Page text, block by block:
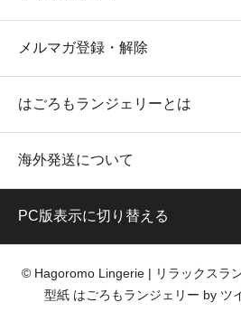
メルマガ登録・解除
はごろもランジェリーとは
海外発送について
PC版表示に切り替える
© Hagoromo Lingerie | リラックスラ
型紙 はごろもランジェリー by ツ